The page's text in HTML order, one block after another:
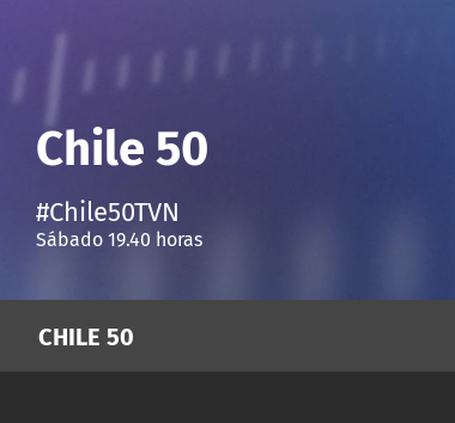
Chile 50
#Chile50TVN
Sábado 19.40 horas
CHILE 50